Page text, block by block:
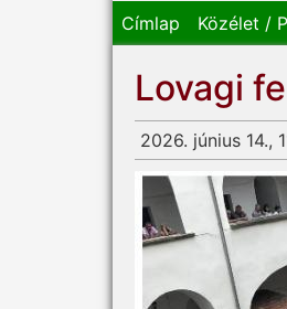
Címlap Közélet /
Lovagi
2026. június 14.,